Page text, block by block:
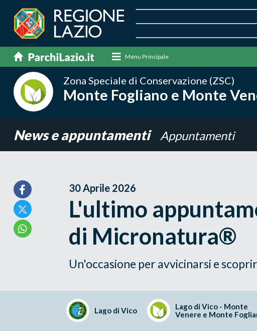
Menu Principale
Zona Speciale di Conservazione (ZSC)
Monte Fogliano e Monte
News e appuntamenti Appuntamenti
30 Aprile 2026
L'ultimo
di Micronatura®
Un'occasione per avvicinarsi e
Lago di Vico
Lago di Vico - Monte
Venere e Monte